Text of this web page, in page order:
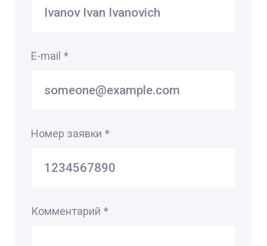
E-mail *
Номер заявки *
Комментарий *